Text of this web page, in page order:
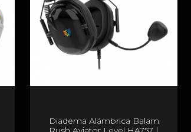
Diadema Alámbrica Balam